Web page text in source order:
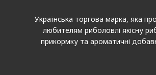
Українська торгова марка, яка
любителям риболовлі якісну
прикормку та ароматичні